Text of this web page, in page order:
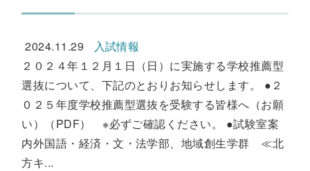
2024.11.29
入試情報
２０２４年１２月１日（日）に実施する学校推薦型
選抜について、下記のとおりお知らせします。 ●２
０２５年度学校推薦型選抜を受験する皆様へ（お願
い）（PDF） ※必ずご確認ください。 ●試験室案
内外国語・経済・文・法学部、地域創生学群 ≪北
方キ...